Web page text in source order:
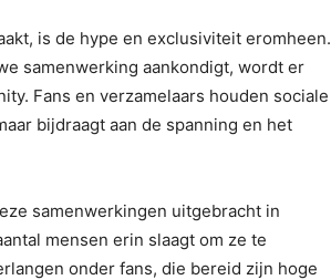
is de hype en exclusiviteit eromheen.
samenwerking aankondigt, wordt er
Fans en verzamelaars houden sociale
bijdraagt aan de spanning en het
samenwerkingen uitgebracht in
mensen erin slaagt om ze te
onder fans, die bereid zijn hoge